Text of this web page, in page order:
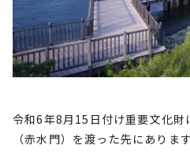
令和6年8月15日付け重要文化財
（赤水門）を渡った先にあります